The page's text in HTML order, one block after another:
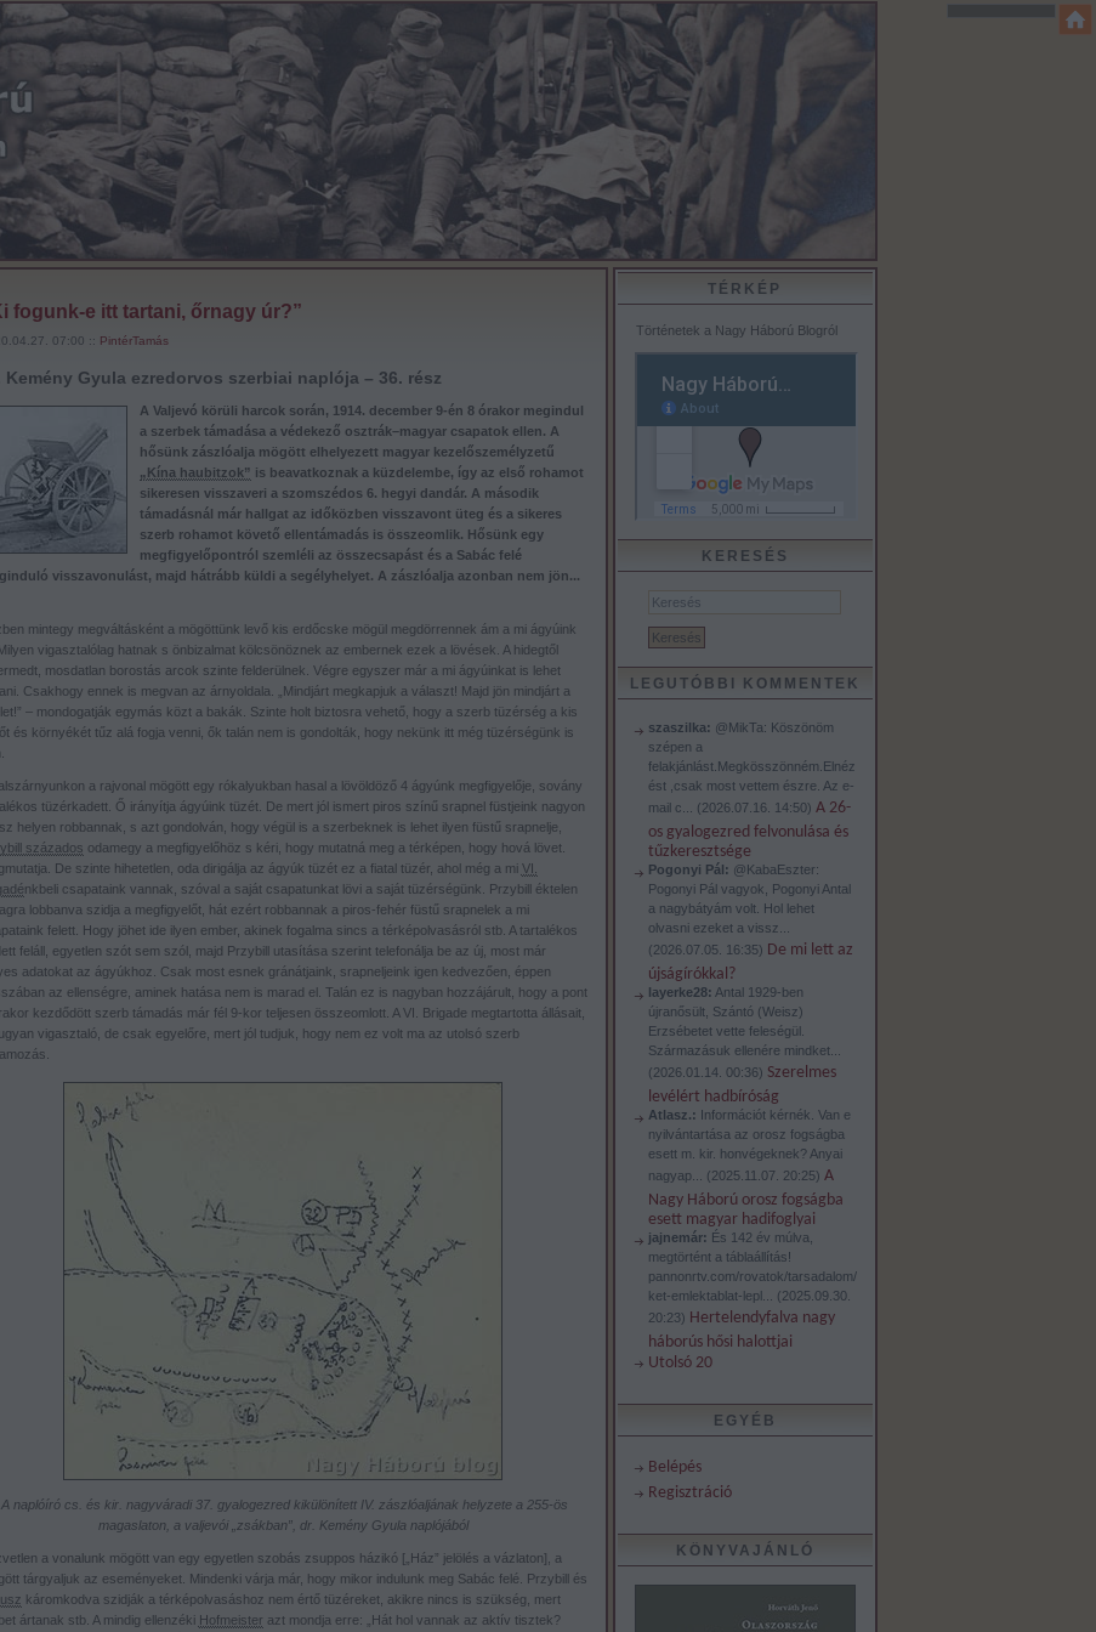
fogunk-e itt tartani, őrnagy úr?”
07:00 :: PintérTamás
Kemény Gyula ezredorvos szerbiai naplója – 36. rész
A Valjevó körüli harcok során, 1914. december 9-én 8 órakor megindul
a szerbek támadása a védekező osztrák–magyar csapatok ellen. A
hősünk zászlóalja mögött elhelyezett magyar kezelőszemélyzetű
„Kína haubitzok” is beavatkoznak a küzdelembe, így az első rohamot
sikeresen visszaveri a szomszédos 6. hegyi dandár. A második
támadásnál már hallgat az időközben visszavont üteg és a sikeres
szerb rohamot követő ellentámadás is összeomlik. Hősünk egy
megfigyelőpontról szemléli az összecsapást és a Sabác felé
visszavonulást, majd hátrább küldi a segélyhelyet. A zászlóalja azonban nem jön...
mintegy megváltásként a mögöttünk levő kis erdőcske mögül megdörrennek ám a mi ágyúink
vigasztalólag hatnak s önbizalmat kölcsönöznek az embernek ezek a lövések. A hidegtől
mosdatlan borostás arcok szinte felderülnek. Végre egyszer már a mi ágyúinkat is lehet
Csakhogy ennek is megvan az árnyoldala. „Mindjárt megkapjuk a választ! Majd jön mindjárt a
– mondogatják egymás közt a bakák. Szinte holt biztosra vehető, hogy a szerb tüzérség a kis
és környékét tűz alá fogja venni, ők talán nem is gondolták, hogy nekünk itt még tüzérségünk is
a rajvonal mögött egy rókalyukban hasal a lövöldöző 4 ágyúnk megfigyelője, sovány
tüzérkadett. Ő irányítja ágyúink tüzét. De mert jól ismert piros színű srapnel füstjeink nagyon
helyen robbannak, s azt gondolván, hogy végül is a szerbeknek is lehet ilyen füstű srapnelje,
százados odamegy a megfigyelőhöz s kéri, hogy mutatná meg a térképen, hogy hová lövet.
De szinte hihetetlen, oda dirigálja az ágyúk tüzét ez a fiatal tüzér, ahol még a mi VI.
nkbeli csapataink vannak, szóval a saját csapatunkat lövi a saját tüzérségünk. Przybill éktelen
lobbanva szidja a megfigyelőt, hát ezért robbannak a piros-fehér füstű srapnelek a mi
felett. Hogy jöhet ide ilyen ember, akinek fogalma sincs a térképolvasásról stb. A tartalékos
feláll, egyetlen szót sem szól, majd Przybill utasítása szerint telefonálja be az új, most már
adatokat az ágyúkhoz. Csak most esnek gránátjaink, srapneljeink igen kedvezően, éppen
az ellenségre, aminek hatása nem is marad el. Talán ez is nagyban hozzájárult, hogy a pont
kezdődött szerb támadás már fél 9-kor teljesen összeomlott. A VI. Brigade megtartotta állásait,
vigasztaló, de csak egyelőre, mert jól tudjuk, hogy nem ez volt ma az utolsó szerb
A naplóíró cs. és kir. nagyváradi 37. gyalogezred kikülönített IV. zászlóaljának helyzete a 255-ös
magaslaton, a valjevói „zsákban”, dr. Kemény Gyula naplójából
a vonalunk mögött van egy egyetlen szobás zsuppos házikó [„Ház” jelölés a vázlaton], a
tárgyaljuk az eseményeket. Mindenki várja már, hogy mikor indulunk meg Sabác felé. Przybill és
káromkodva szidják a térképolvasáshoz nem értő tüzéreket, akikre nincs is szükség, mert
ártanak stb. A mindig ellenzéki Hofmeister azt mondja erre: „Hát hol vannak az aktív tisztek?
TÉRKÉP
Történetek a Nagy Háború Blogról
KERESÉS
LEGUTÓBBI KOMMENTEK
szaszilka: @MikTa: Köszönöm
szépen a
felakjánlást.Megkösszönném.Elnéz
ést ,csak most vettem észre. Az e-
mail c...
(2026.07.16. 14:50) A 26-
os gyalogezred felvonulása és
tűzkeresztsége
Pogonyi Pál: @KabaEszter:
Pogonyi Pál vagyok, Pogonyi Antal
a nagybátyám volt. Hol lehet
olvasni ezeket a vissz...
(2026.07.05. 16:35) De mi lett az
újságírókkal?
layerke28: Antal 1929-ben
újranősült, Szántó (Weisz)
Erzsébetet vette feleségül.
Származásuk ellenére mindket...
(2026.01.14. 00:36) Szerelmes
levélért hadbíróság
Atlasz.: Információt kérnék. Van e
nyilvántartása az orosz fogságba
esett m. kir. honvégeknek? Anyai
nagyap...
(2025.11.07. 20:25) A
Nagy Háború orosz fogságba
esett magyar hadifoglyai
jajnemár: És 142 év múlva,
megtörtént a táblaállítás!
pannonrtv.com/rovatok/tarsadalom/
ket-emlektablat-lepl...
(2025.09.30.
20:23) Hertelendyfalva nagy
háborús hősi halottjai
Utolsó 20
EGYÉB
Belépés
Regisztráció
KÖNYVAJÁNLÓ